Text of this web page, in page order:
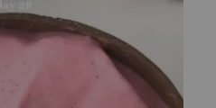
с показа Chanel